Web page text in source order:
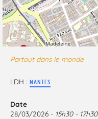
Partout dans le monde
LDH : NANTES
Date
28/03/2026 - 15h30 - 17h30